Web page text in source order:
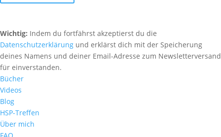
Wichtig: Indem du fortfährst akzeptierst du die
Datenschutzerklärung und erklärst dich mit der Speicherung
deines Namens und deiner Email-Adresse zum Newsletterversand
für einverstanden.
Bücher
Videos
Blog
HSP-Treffen
Über mich